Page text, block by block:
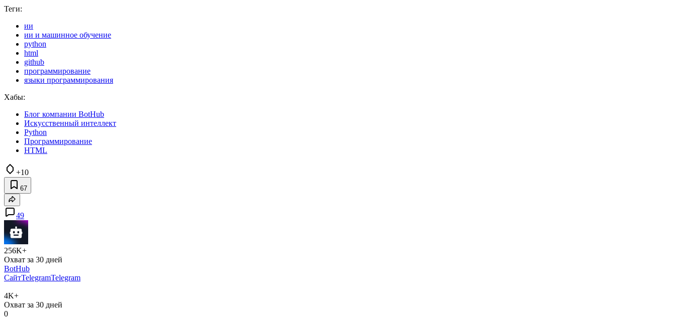
Теги:
ии
ии и машинное обучение
python
html
github
программирование
языки программирования
Хабы:
Блог компании BotHub
Искусственный интеллект
Python
Программирование
HTML
+10
67
49
256K+
Охват за 30 дней
BotHub
СайтTelegramTelegram
4K+
Охват за 30 дней
0